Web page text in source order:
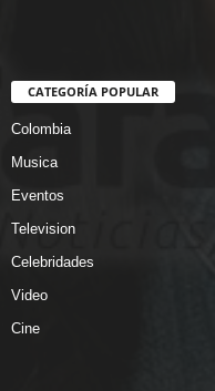
CATEGORÍA POPULAR
Colombia
Musica
Eventos
Television
Celebridades
Video
Cine